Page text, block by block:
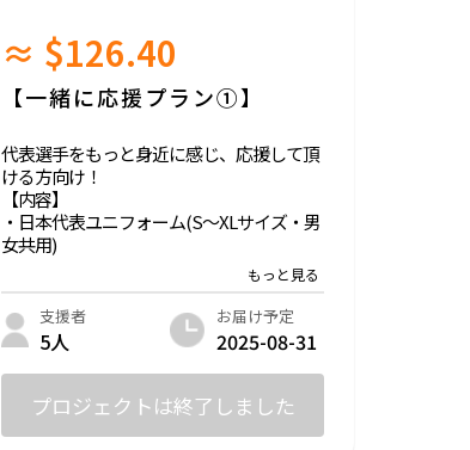
≈ $126.40
【一緒に応援プラン①】
代表選手をもっと身近に感じ、応援して頂
ける方向け！
【内容】
・日本代表ユニフォーム(S～XLサイズ・男
女共用)
日本代表のユニフォームをお送りいたしま
す！(名前・背番号なし)
サイズはS～XL・男女共用となります。イ
メージ図から若干変更となる可能性がござ
いますのでご了承ください。
支援者
5人
お届け予定
2025-08-31
プロジェクトは終了しました